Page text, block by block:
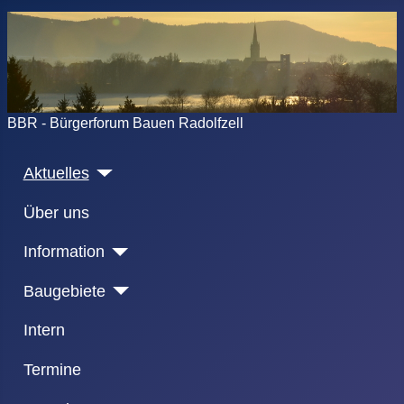
BBR - Bürgerforum Bauen Radolfzell
Aktuelles
Über uns
Information
Baugebiete
Intern
Termine